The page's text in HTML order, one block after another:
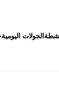
الجولات اليومية